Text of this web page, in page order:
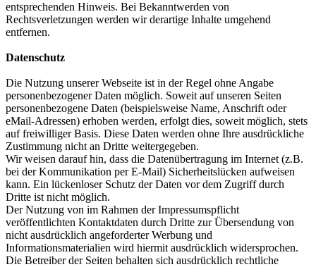
entsprechenden Hinweis. Bei Bekanntwerden von
Rechtsverletzungen werden wir derartige Inhalte umgehend
entfernen.
Datenschutz
Die Nutzung unserer Webseite ist in der Regel ohne Angabe
personenbezogener Daten möglich. Soweit auf unseren Seiten
personenbezogene Daten (beispielsweise Name, Anschrift oder
eMail-Adressen) erhoben werden, erfolgt dies, soweit möglich, stets
auf freiwilliger Basis. Diese Daten werden ohne Ihre ausdrückliche
Zustimmung nicht an Dritte weitergegeben.
Wir weisen darauf hin, dass die Datenübertragung im Internet (z.B.
bei der Kommunikation per E-Mail) Sicherheitslücken aufweisen
kann. Ein lückenloser Schutz der Daten vor dem Zugriff durch
Dritte ist nicht möglich.
Der Nutzung von im Rahmen der Impressumspflicht
veröffentlichten Kontaktdaten durch Dritte zur Übersendung von
nicht ausdrücklich angeforderter Werbung und
Informationsmaterialien wird hiermit ausdrücklich widersprochen.
Die Betreiber der Seiten behalten sich ausdrücklich rechtliche